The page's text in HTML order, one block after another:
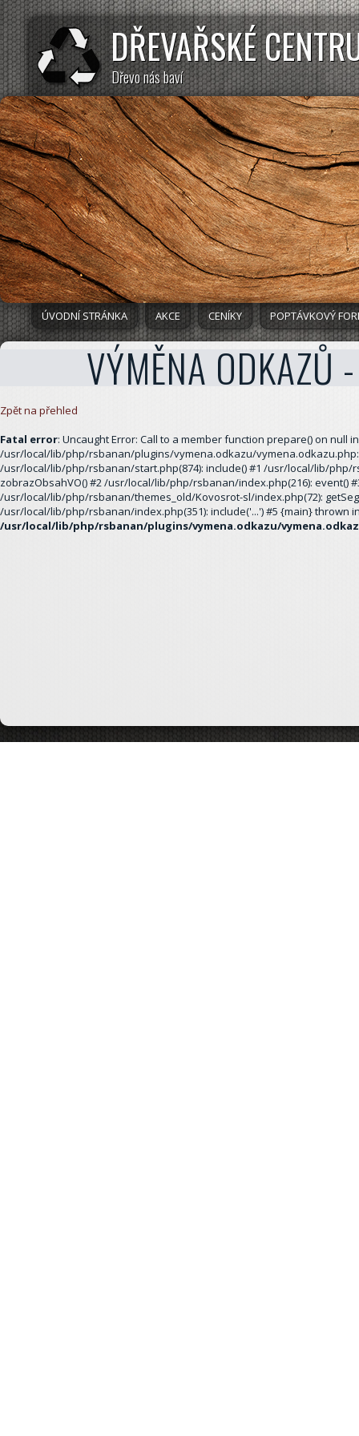
DŘEVAŘSKÉ
Dřevo nás baví
ÚVODNÍ STRÁNKA AKCE CENÍKY POPTÁVKOVÝ
VÝMĚNA ODKAZŮ
Zpět na přehled
Fatal error: Uncaught Error: Call to a member function prepare() on null in
/usr/local/lib/php/rsbanan/plugins/vymena.odkazu/
/usr/local/lib/php/rsbanan/start.php(874): include() #1 /usr/local/lib/php/
zobrazObsahVO() #2 /usr/local/lib/php/rsbanan/index.php(216): event()
/usr/local/lib/php/rsbanan/themes_old/Kovosrot-sl/index.php(72):
/usr/local/lib/php/rsbanan/index.php(351): include('...') #5 {main} thrown
/usr/local/lib/php/rsbanan/plugins/vymena.odkazu/